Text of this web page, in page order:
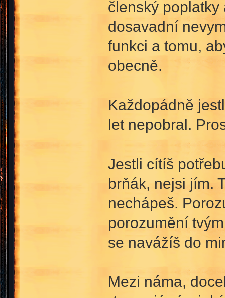
členský poplatky
dosavadní
funkci a tomu,
obecně.
Každopádně
let nepobral.
Jestli cítíš
brňák, nejsi jím.
nechápeš.
porozumění
se navážíš do
Mezi náma,